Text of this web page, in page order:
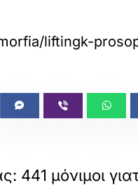
liftingk-
441 μόνιμοι